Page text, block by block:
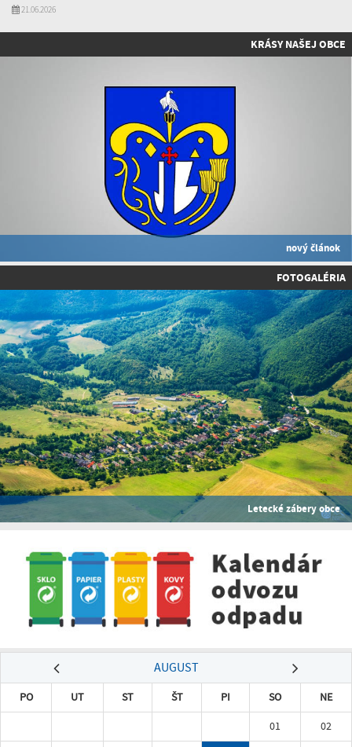
21.06.2026
KRÁSY NAŠEJ OBCE
nový článok
FOTOGALÉRIA
Letecké zábery obce
AUGUST
PO UT ST ŠT PI SO
NE
01
02